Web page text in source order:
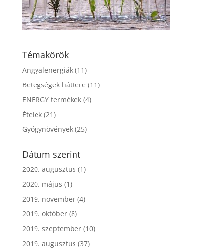
Témakörök
Angyalenergiák(11)
Betegségek háttere (11)
ENERGY termékek(4)
Ételek(21)
Gyógynövények(25)
Dátum szerint
2020. augusztus (1)
2020. május (1)
2019. november(4)
2019. október(8)
2019. szeptember(10)
2019. augusztus (37)